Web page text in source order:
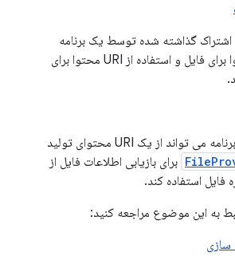
گذاشته شده توسط یک برنامه
دیگر، دریافت URI محتوا برای فایل و استفاده از URI محتوا برای
بیاموزید که چگونه یک برنامه می تواند از یک URI محتوای تولید
برای بازیابی اطلاعات فایل از
به این موضوع مراجعه کنید:
سازی